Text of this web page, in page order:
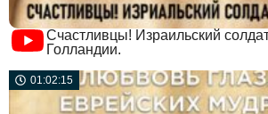
Счастливцы! Израильский
Голландии.
01:02:15